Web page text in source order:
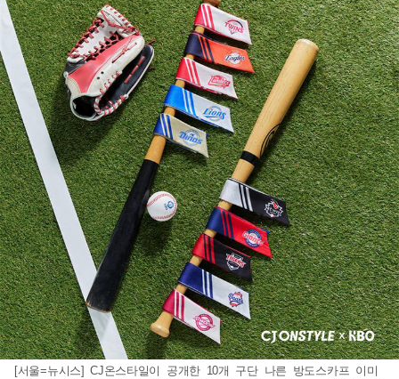
[서울=뉴시스] CJ온스타일이 공개한 10개 구단 나른 방도스카프 이미